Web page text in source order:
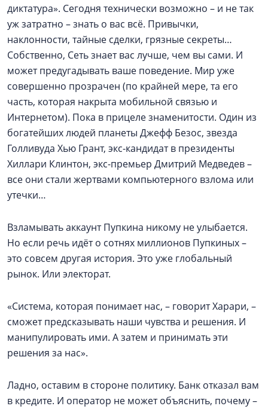
диктатура». Сегодня технически возможно – и не так
уж затратно – знать о вас всё. Привычки,
наклонности, тайные сделки, грязные секреты…
Собственно, Сеть знает вас лучше, чем вы сами. И
может предугадывать ваше поведение. Мир уже
совершенно прозрачен (по крайней мере, та его
часть, которая накрыта мобильной связью и
Интернетом). Пока в прицеле знаменитости. Один из
богатейших людей планеты Джефф Безос, звезда
Голливуда Хью Грант, экс-кандидат в президенты
Хиллари Клинтон, экс-премьер Дмитрий Медведев –
все они стали жертвами компьютерного взлома или
утечки…
Взламывать аккаунт Пупкина никому не улыбается.
Но если речь идёт о сотнях миллионов Пупкиных –
это совсем другая история. Это уже глобальный
рынок. Или электорат.
«Система, которая понимает нас, – говорит Харари, –
сможет предсказывать наши чувства и решения. И
манипулировать ими. А затем и принимать эти
решения за нас».
Ладно, оставим в стороне политику. Банк отказал вам
в кредите. И оператор не может объяснить, почему –